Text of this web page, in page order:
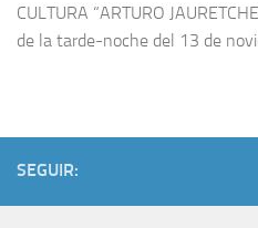
CULTURA “ARTURO
de la tarde-noche del 13 de
SEGUIR: